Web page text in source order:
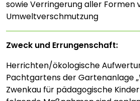
sowie Verringerung aller Formen
Umweltverschmutzung
Zweck und Errungenschaft:
Herrichten/ökologische
Pachtgartens der Gartenanlage
Zwenkau für pädagogische